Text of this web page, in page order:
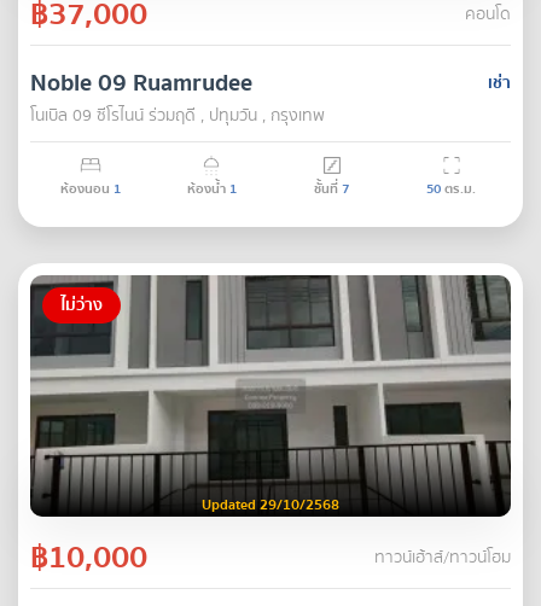
฿37,000 คอนโด
เช่า
Noble 09 Ruamrudee
โนเบิล 09 ซีโรไนน์ ร่วมฤดี , ปทุมวัน , กรุงเทพ
ห้องนอน 1 ห้องน้ำ 1 ชั้นที่7 50ตร.ม.
ไม่ว่าง
Updated 29/10/2568
฿10,000 ทาวน์เฮ้าส์/ทาวน์โฮม